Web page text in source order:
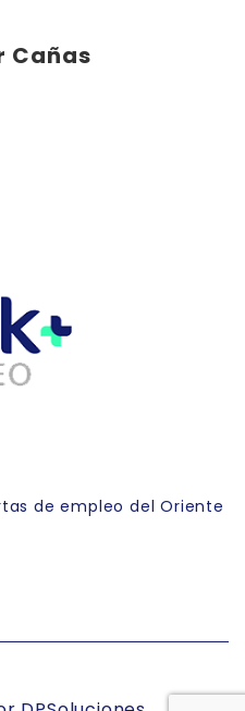
Cañas
de empleo del Oriente